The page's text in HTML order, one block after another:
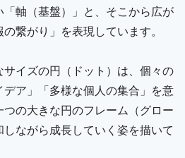
軸（基盤）」と、そこから広が
繋がり」を表現しています。
イズの円（ドット）は、個々の
デア」「多様な個人の集合」を意
の大きな円のフレーム（グロー
ながら成長していく姿を描いて